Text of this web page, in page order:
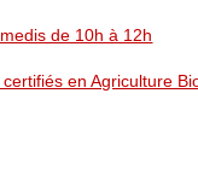
de 10h à 12h
en Agriculture